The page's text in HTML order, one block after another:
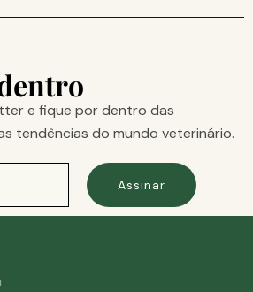
e fique por dentro das
tendências do mundo veterinário.
Assinar